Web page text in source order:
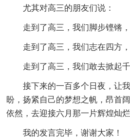
尤其对高三的朋友们说：
走到了高三，我们脚步铿锵，
走到了高三，我们志在四方，
走到了高三，我们敢去掀起千
接下来的一百多个日夜，让我
盼，扬紧自己的梦想之帆，昂首
依然，去迎接六月那一片辉煌灿烂
我的发言完毕，谢谢大家！